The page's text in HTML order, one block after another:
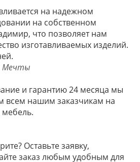
на надежном
на собственном
что позволяет нам
изготавливаемых изделий.
и гарантию 24 месяца мы
всем нашим заказчикам на
Оставьте заявку,
заказ любым удобным для